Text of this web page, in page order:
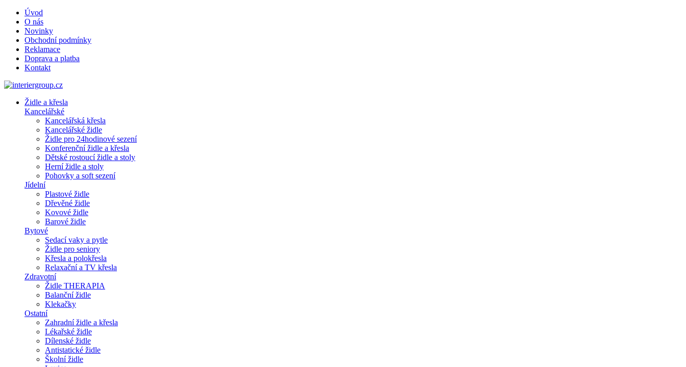
Úvod
O nás
Novinky
Obchodní podmínky
Reklamace
Doprava a platba
Kontakt
Židle a křesla
Kancelářské
Kancelářská křesla
Kancelářské židle
Židle pro 24hodinové sezení
Konferenční židle a křesla
Dětské rostoucí židle a stoly
Herní židle a stoly
Pohovky a soft sezení
Jídelní
Plastové židle
Dřevěné židle
Kovové židle
Barové židle
Bytové
Sedací vaky a pytle
Židle pro seniory
Křesla a polokřesla
Relaxační a TV křesla
Zdravotní
Židle THERAPIA
Balanční židle
Klekačky
Ostatní
Zahradní židle a křesla
Lékařské židle
Dílenské židle
Antistatické židle
Školní židle